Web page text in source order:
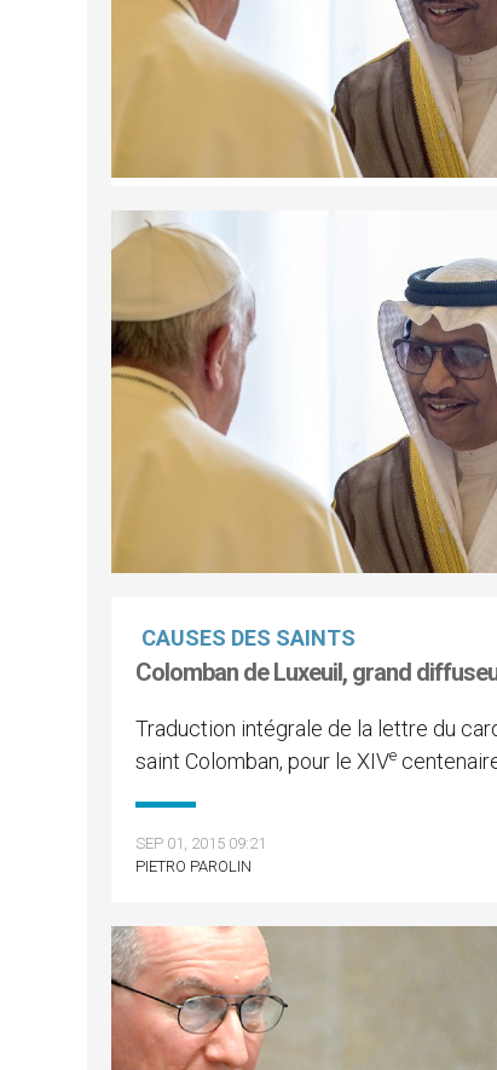
CAUSES DES SAINTS
Colomban de Luxeuil, grand
Traduction intégrale de la lettre du
saint Colomban, pour le XIVe
SEP 01, 2015 09:21
PIETRO PAROLIN